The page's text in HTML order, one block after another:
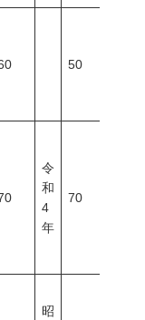
50
令
和
4
年
70
昭